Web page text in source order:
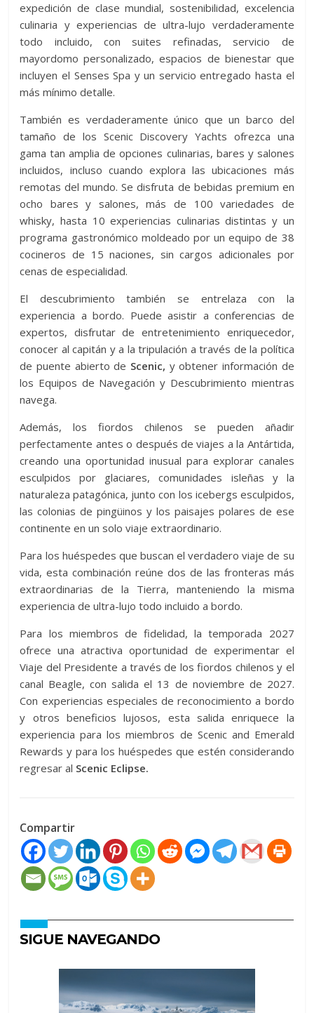
expedición de clase mundial, sostenibilidad, excelencia
culinaria y experiencias de ultra-lujo verdaderamente
todo incluido, con suites refinadas, servicio de
mayordomo personalizado, espacios de bienestar que
incluyen el Senses Spa y un servicio entregado hasta el
más mínimo detalle.
También es verdaderamente único que un barco del
tamaño de los Scenic Discovery Yachts ofrezca una
gama tan amplia de opciones culinarias, bares y salones
incluidos, incluso cuando explora las ubicaciones más
remotas del mundo. Se disfruta de bebidas premium en
ocho bares y salones, más de 100 variedades de
whisky, hasta 10 experiencias culinarias distintas y un
programa gastronómico moldeado por un equipo de 38
cocineros de 15 naciones, sin cargos adicionales por
cenas de especialidad.
El descubrimiento también se entrelaza con la
experiencia a bordo. Puede asistir a conferencias de
expertos, disfrutar de entretenimiento enriquecedor,
conocer al capitán y a la tripulación a través de la política
de puente abierto de Scenic, y obtener información de
los Equipos de Navegación y Descubrimiento mientras
navega.
Además, los fiordos chilenos se pueden añadir
perfectamente antes o después de viajes a la Antártida,
creando una oportunidad inusual para explorar canales
esculpidos por glaciares, comunidades isleñas y la
naturaleza patagónica, junto con los icebergs esculpidos,
las colonias de pingüinos y los paisajes polares de ese
continente en un solo viaje extraordinario.
Para los huéspedes que buscan el verdadero viaje de su
vida, esta combinación reúne dos de las fronteras más
extraordinarias de la Tierra, manteniendo la misma
experiencia de ultra-lujo todo incluido a bordo.
Para los miembros de fidelidad, la temporada 2027
ofrece una atractiva oportunidad de experimentar el
Viaje del Presidente a través de los fiordos chilenos y el
canal Beagle, con salida el 13 de noviembre de 2027.
Con experiencias especiales de reconocimiento a bordo
y otros beneficios lujosos, esta salida enriquece la
experiencia para los miembros de Scenic and Emerald
Rewards y para los huéspedes que estén considerando
regresar al Scenic Eclipse.
Compartir
SIGUE NAVEGANDO